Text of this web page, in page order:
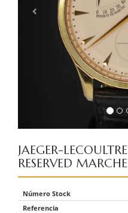
JAEGER-LECOULTRE
RESERVED MARCHE
Número Stock
Referencia